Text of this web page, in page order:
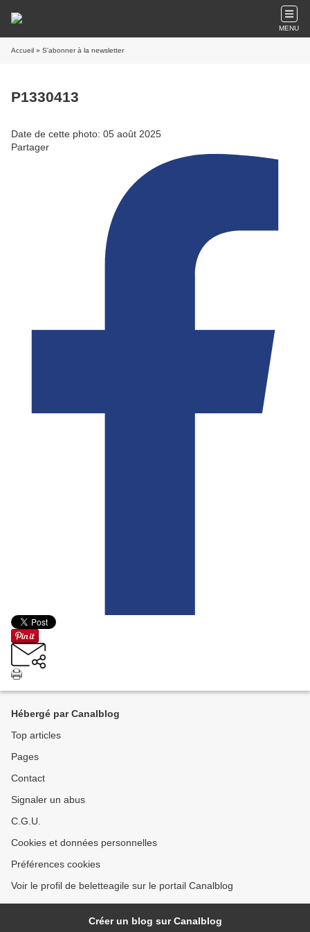
MENU
Accueil » S'abonner à la newsletter
P1330413
Date de cette photo: 05 août 2025
Partager
Hébergé par Canalblog
Top articles
Pages
Contact
Signaler un abus
C.G.U.
Cookies et données personnelles
Préférences cookies
Voir le profil de beletteagile sur le portail Canalblog
Créer un blog sur Canalblog